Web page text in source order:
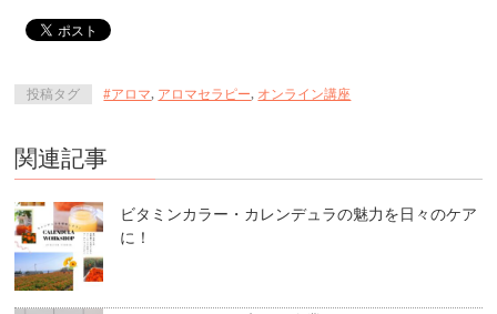
投稿タグ #アロマ, アロマセラピー, オンライン講座
関連記事
ビタミンカラー・カレンデュラの魅力を日々のケア
に！